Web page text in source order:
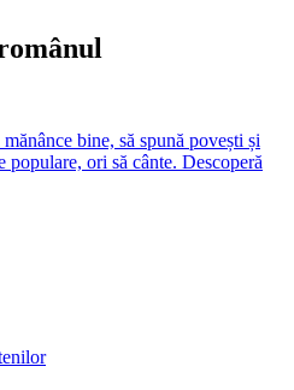
bine, să spună povești și
populare, ori să cânte. Descoperă